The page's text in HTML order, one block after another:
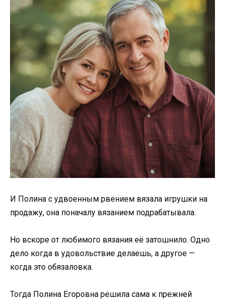
И Полина с удвоенным рвением вязала игрушки на
продажу, она поначалу вязанием подрабатывала.
Но вскоре от любимого вязания её затошнило. Одно
дело когда в удовольствие делаешь, а другое —
когда это обязаловка.
Тогда Полина Егоровна решила сама к прежней